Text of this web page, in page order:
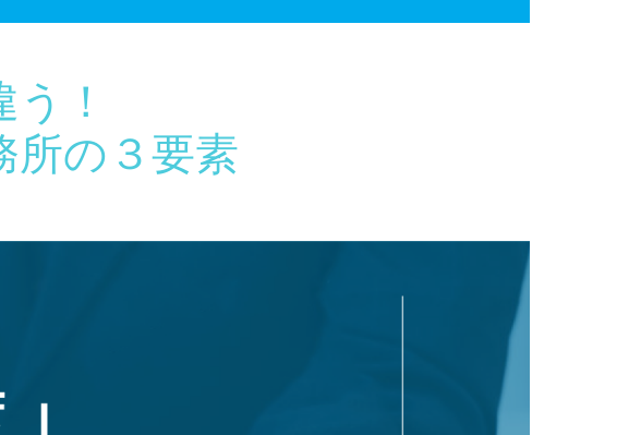
！
所の３要素